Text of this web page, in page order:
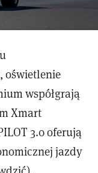
oświetlenie
współgrają
Xmart
3.0 oferują
jazdy